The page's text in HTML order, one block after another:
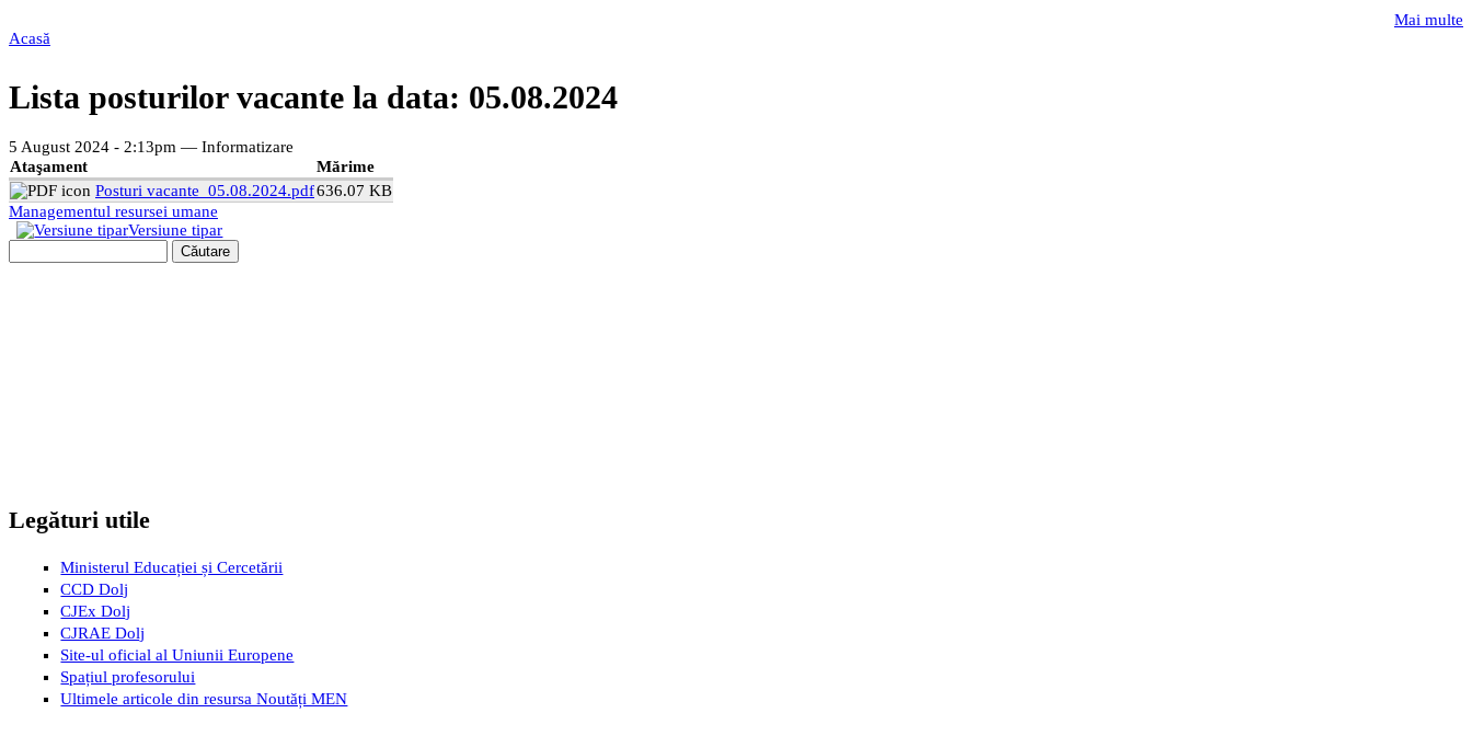
Mai multe
Acasă
Lista posturilor vacante la data: 05.08.2024
5 August 2024 - 2:13pm — Informatizare
Ataşament
Mărime
Posturi vacante_05.08.2024.pdf636.07 KB
Managementul resursei umane
Versiune tipar
Legături utile
Ministerul Educației și Cercetării
CCD Dolj
CJEx Dolj
CJRAE Dolj
Site-ul oficial al Uniunii Europene
Spațiul profesorului
Ultimele articole din resursa Noutăți MEN